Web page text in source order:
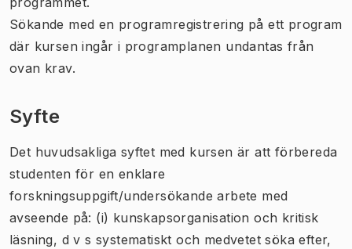
Sökande med en programregistrering på ett program
där kursen ingår i programplanen undantas från
ovan krav.
Syfte
Det huvudsakliga syftet med kursen är att förbereda
studenten för en enklare
forskningsuppgift/undersökande arbete med
avseende på: (i) kunskapsorganisation och kritisk
läsning, d v s systematiskt och medvetet söka efter,